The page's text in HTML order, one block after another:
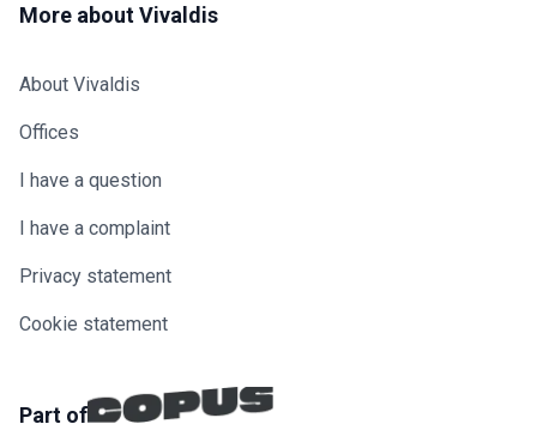
More about Vivaldis
About Vivaldis
Offices
I have a question
I have a complaint
Privacy statement
Cookie statement
Part of